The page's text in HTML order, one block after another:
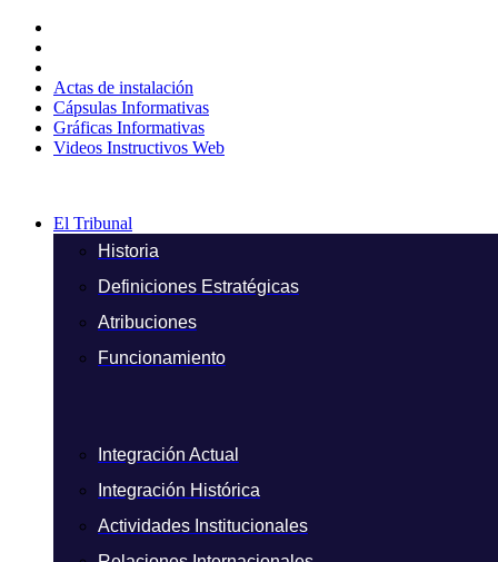
contenido
Actas de instalación
Cápsulas Informativas
Gráficas Informativas
Videos Instructivos Web
El Tribunal
Historia
Definiciones Estratégicas
Atribuciones
Funcionamiento
Integración Actual
Integración Histórica
Actividades Institucionales